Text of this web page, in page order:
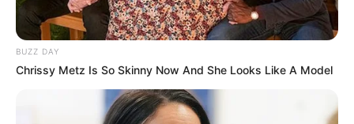
BUZZ DAY
Chrissy Metz Is So Skinny Now And She Looks Like A Model